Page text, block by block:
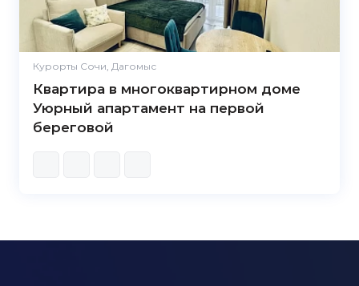
Курорты Сочи, Дагомыс
Квартира в многоквартирном доме
Уюрный апартамент на первой
береговой